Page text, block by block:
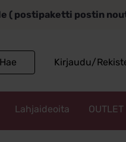
( postipaketti postin
Hae Kirjaudu/
Lahjaideoita